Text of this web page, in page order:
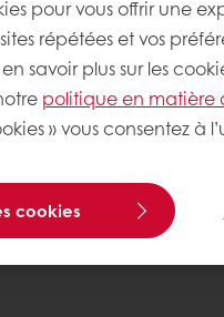
pour vous offrir une
répétées et vos
savoir plus sur les
politique en matière
» vous consentez à
cookies